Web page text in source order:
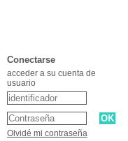
Conectarse
acceder a su cuenta de
usuario
Olvidé mi contraseña